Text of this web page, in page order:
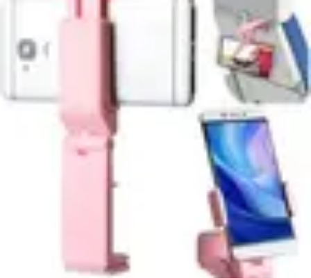
Sécurité technologique Photographie mobileSécurité
domestique